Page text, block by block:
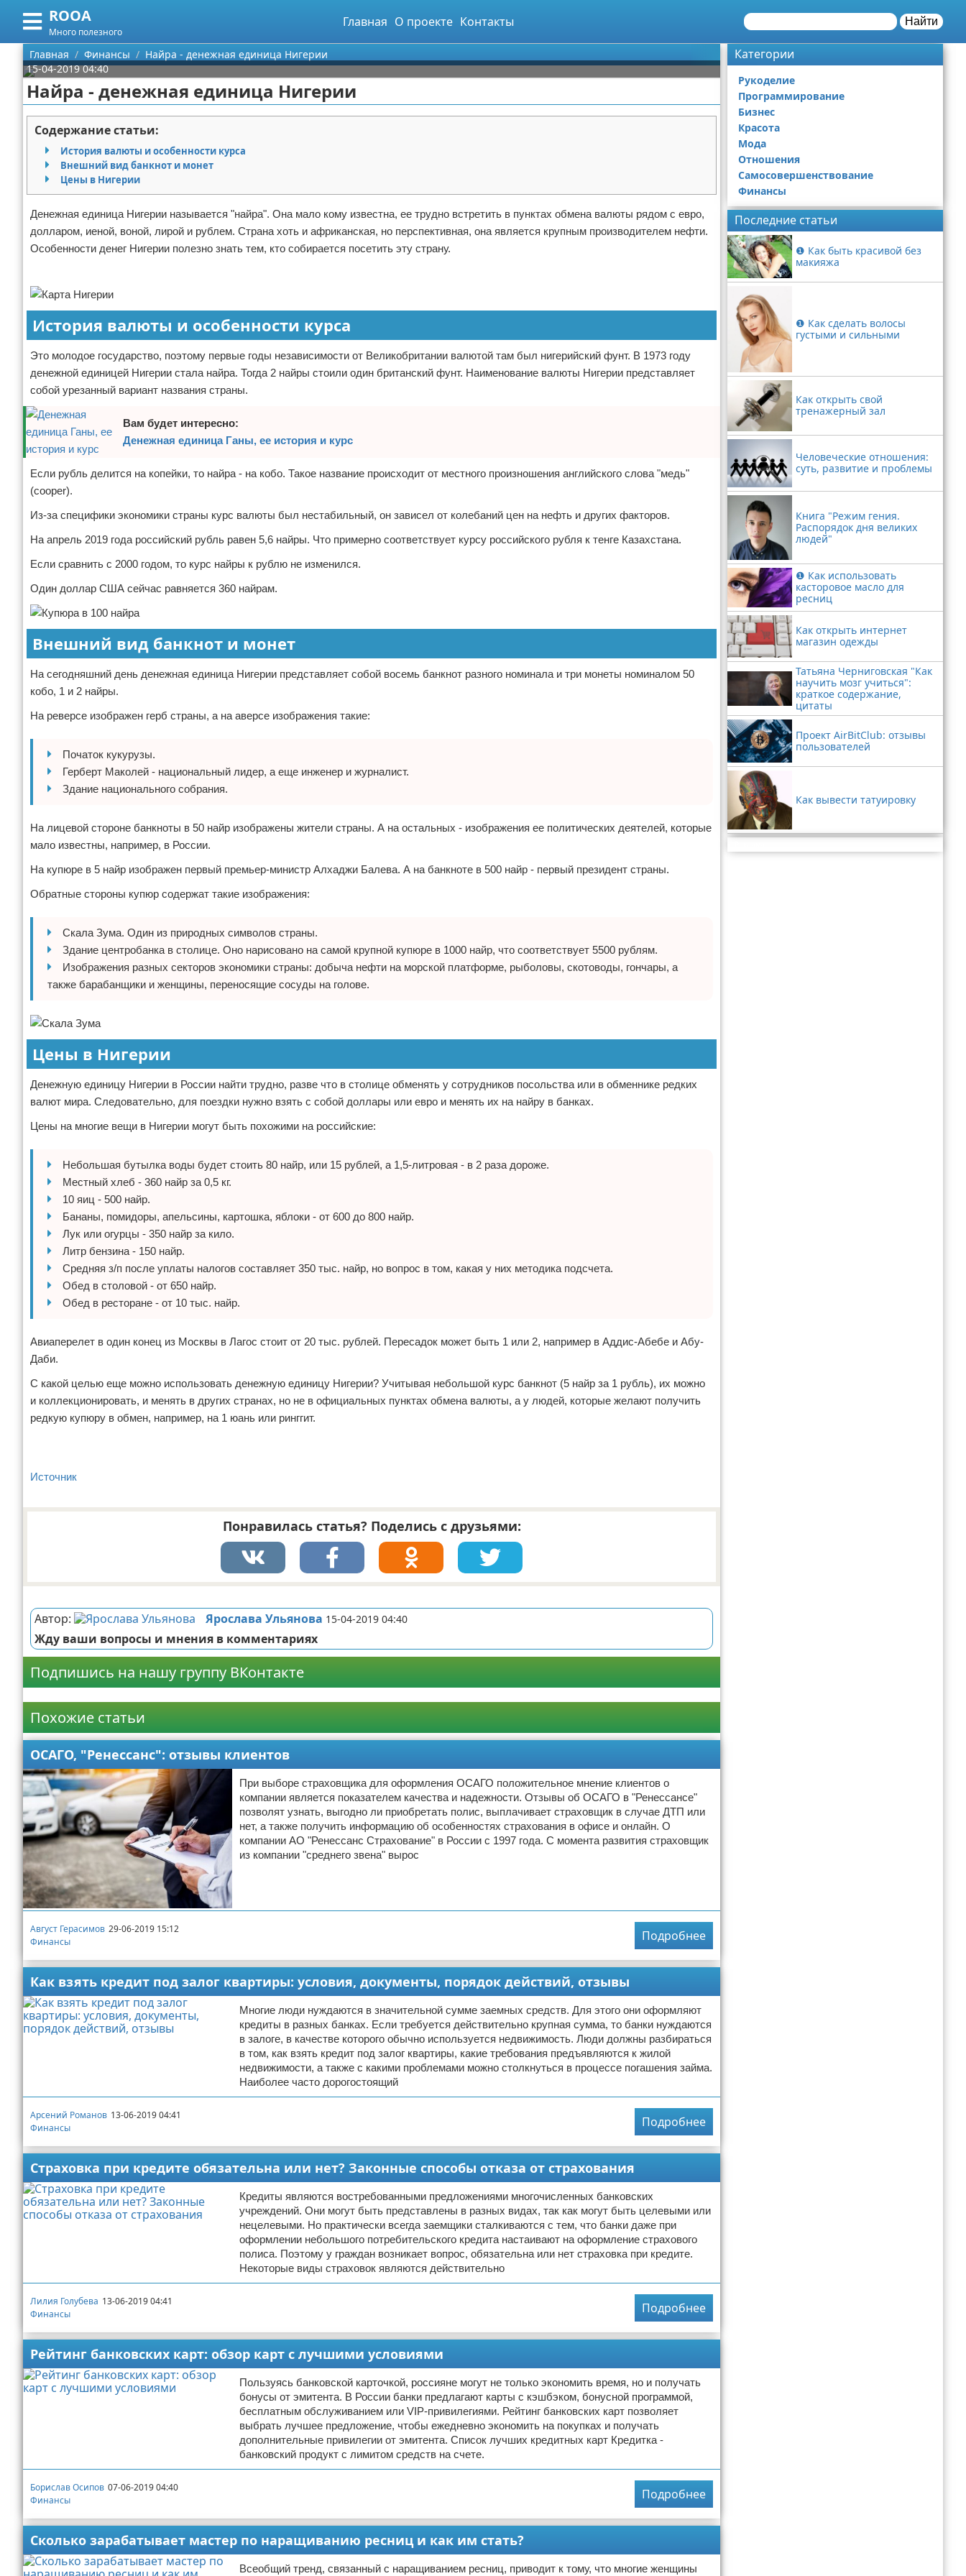
ROOA
Много полезного
Главная О проекте Контакты Найти
Меню
Главная
Категории
Рукоделие
Программирование
Бизнес
Красота
Мода
Самосовершенствование
Финансы
Поиск
О проекте
Контакты
Сотрудничество
Размещение рекламы
Условия предоставления информации
Отказ от ответственности
Главная Финансы
Найра - денежная единица Нигерии
15-04-2019 04:40
Найра - денежная единица Нигерии
Содержание статьи:
История валюты и особенности курса
Внешний вид банкнот и монет
Цены в Нигерии
Денежная единица Нигерии называется "найра". Она мало кому известна, ее трудно встретить в пунктах обмена валюты рядом с евро,
долларом, иеной, воной, лирой и рублем. Страна хоть и африканская, но перспективная, она является крупным производителем нефти.
Особенности денег Нигерии полезно знать тем, кто собирается посетить эту страну.
История валюты и особенности курса
Это молодое государство, поэтому первые годы независимости от Великобритании валютой там был нигерийский фунт. В 1973 году
денежной единицей Нигерии стала найра. Тогда 2 найры стоили один британский фунт. Наименование валюты Нигерии представляет
собой урезанный вариант названия страны.
Вам будет интересно:
Денежная единица Ганы, ее история и курс
Если рубль делится на копейки, то найра - на кобо. Такое название происходит от местного произношения английского слова "медь"
(cooper).
Из-за специфики экономики страны курс валюты был нестабильный, он зависел от колебаний цен на нефть и других факторов.
На апрель 2019 года российский рубль равен 5,6 найры. Что примерно соответствует курсу российского рубля к тенге Казахстана.
Если сравнить с 2000 годом, то курс найры к рублю не изменился.
Один доллар США сейчас равняется 360 найрам.
Внешний вид банкнот и монет
На сегодняшний день денежная единица Нигерии представляет собой восемь банкнот разного номинала и три монеты номиналом 50
кобо, 1 и 2 найры.
На реверсе изображен герб страны, а на аверсе изображения такие:
Початок кукурузы.
Герберт Маколей - национальный лидер, а еще инженер и журналист.
Здание национального собрания.
На лицевой стороне банкноты в 50 найр изображены жители страны. А на остальных - изображения ее политических деятелей, которые
мало известны, например, в России.
На купюре в 5 найр изображен первый премьер-министр Алхаджи Балева. А на банкноте в 500 найр - первый президент страны.
Обратные стороны купюр содержат такие изображения:
Скала Зума. Один из природных символов страны.
Здание центробанка в столице. Оно нарисовано на самой крупной купюре в 1000 найр, что соответствует 5500 рублям.
Изображения разных секторов экономики страны: добыча нефти на морской платформе, рыболовы, скотоводы, гончары, а
также барабанщики и женщины, переносящие сосуды на голове.
Цены в Нигерии
Денежную единицу Нигерии в России найти трудно, разве что в столице обменять у сотрудников посольства или в обменнике редких
валют мира. Следовательно, для поездки нужно взять с собой доллары или евро и менять их на найру в банках.
Цены на многие вещи в Нигерии могут быть похожими на российские:
Небольшая бутылка воды будет стоить 80 найр, или 15 рублей, а 1,5-литровая - в 2 раза дороже.
Местный хлеб - 360 найр за 0,5 кг.
10 яиц - 500 найр.
Бананы, помидоры, апельсины, картошка, яблоки - от 600 до 800 найр.
Лук или огурцы - 350 найр за кило.
Литр бензина - 150 найр.
Средняя з/п после уплаты налогов составляет 350 тыс. найр, но вопрос в том, какая у них методика подсчета.
Обед в столовой - от 650 найр.
Обед в ресторане - от 10 тыс. найр.
Авиаперелет в один конец из Москвы в Лагос стоит от 20 тыс. рублей. Пересадок может быть 1 или 2, например в Аддис-Абебе и Абу-
Даби.
С какой целью еще можно использовать денежную единицу Нигерии? Учитывая небольшой курс банкнот (5 найр за 1 рубль), их можно
и коллекционировать, и менять в других странах, но не в официальных пунктах обмена валюты, а у людей, которые желают получить
редкую купюру в обмен, например, на 1 юань или ринггит.
Источник
Понравилась статья? Поделись с друзьями:
Автор: Ярослава Ульянова 15-04-2019 04:40
Жду ваши вопросы и мнения в комментариях
Подпишись на нашу группу ВКонтакте
Похожие статьи
ОСАГО, "Ренессанс": отзывы клиентов
При выборе страховщика для оформления ОСАГО положительное мнение клиентов о
компании является показателем качества и надежности. Отзывы об ОСАГО в "Ренессансе"
позволят узнать, выгодно ли приобретать полис, выплачивает страховщик в случае ДТП или
нет, а также получить информацию об особенностях страхования в офисе и онлайн. О
компании АО "Ренессанс Страхование" в России с 1997 года. С момента развития страховщик
из компании "среднего звена" вырос
Август Герасимов 29-06-2019 15:12
Финансы
Подробнее
Как взять кредит под залог квартиры: условия, документы, порядок действий, отзывы
Многие люди нуждаются в значительной сумме заемных средств. Для этого они оформляют
кредиты в разных банках. Если требуется действительно крупная сумма, то банки нуждаются
в залоге, в качестве которого обычно используется недвижимость. Люди должны разбираться
в том, как взять кредит под залог квартиры, какие требования предъявляются к жилой
недвижимости, а также с какими проблемами можно столкнуться в процессе погашения займа.
Наиболее часто дорогостоящий
Арсений Романов 13-06-2019 04:41
Финансы
Подробнее
Страховка при кредите обязательна или нет? Законные способы отказа от страхования
Кредиты являются востребованными предложениями многочисленных банковских
учреждений. Они могут быть представлены в разных видах, так как могут быть целевыми или
нецелевыми. Но практически всегда заемщики сталкиваются с тем, что банки даже при
оформлении небольшого потребительского кредита настаивают на оформление страхового
полиса. Поэтому у граждан возникает вопрос, обязательна или нет страховка при кредите.
Некоторые виды страховок являются действительно
Лилия Голубева 13-06-2019 04:41
Финансы
Подробнее
Рейтинг банковских карт: обзор карт с лучшими условиями
Пользуясь банковской карточкой, россияне могут не только экономить время, но и получать
бонусы от эмитента. В России банки предлагают карты с кэшбэком, бонусной программой,
бесплатным обслуживанием или VIP-привилегиями. Рейтинг банковских карт позволяет
выбрать лучшее предложение, чтобы ежедневно экономить на покупках и получать
дополнительные привилегии от эмитента. Список лучших кредитных карт Кредитка -
банковский продукт с лимитом средств на счете.
Борислав Осипов 07-06-2019 04:40
Финансы
Подробнее
Сколько зарабатывает мастер по наращиванию ресниц и как им стать?
Всеобщий тренд, связанный с наращиванием ресниц, приводит к тому, что многие женщины
Категории
Рукоделие
Программирование
Бизнес
Красота
Мода
Отношения
Самосовершенствование
Финансы
Последние статьи
❶ Как быть красивой без
макияжа
❶ Как сделать волосы
густыми и сильными
Как открыть свой
тренажерный зал
Человеческие отношения:
суть, развитие и проблемы
Книга "Режим гения.
Распорядок дня великих
людей"
❶ Как использовать
касторовое масло для
ресниц
Как открыть интернет
магазин одежды
Татьяна Черниговская "Как
научить мозг учиться":
краткое содержание,
цитаты
Проект AirBitClub: отзывы
пользователей
Как вывести татуировку